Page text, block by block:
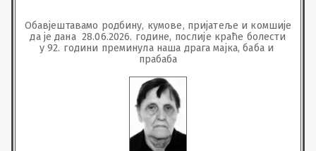
Обавјештавамо родбину, кумове, пријатеље и комшије
да је дана  28.06.2026. године, послије краће болести
у 92. години преминула наша драга мајка, баба и
прабаба